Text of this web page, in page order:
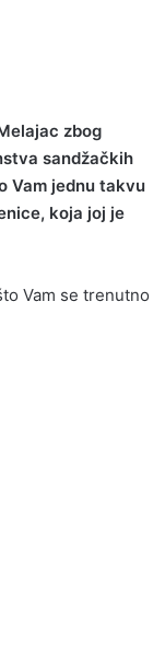
zbog
sandžačkih
Vam jednu takvu
koja joj je
Vam se trenutno